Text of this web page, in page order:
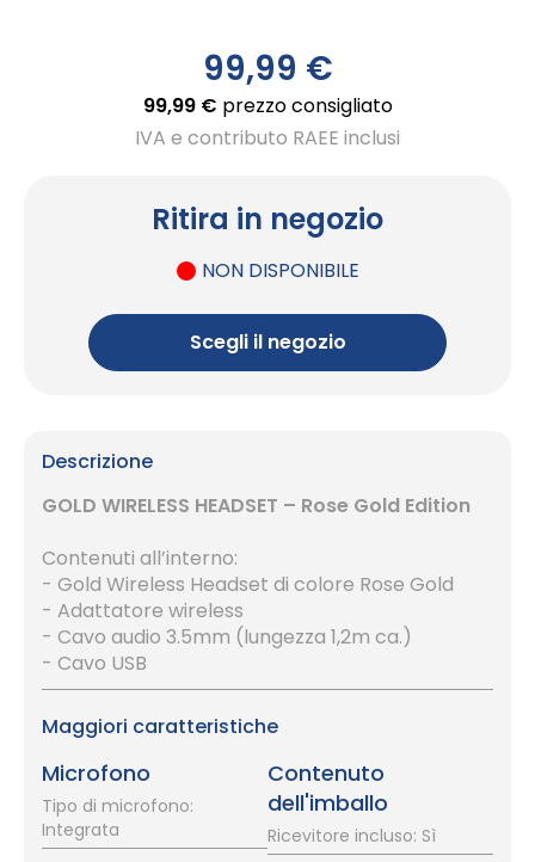
99,99 €
99,99 € prezzo consigliato
IVA e contributo RAEE inclusi
Ritira in negozio
NON DISPONIBILE
Scegli il negozio
Descrizione
GOLD WIRELESS HEADSET – Rose Gold Edition
Contenuti all’interno:
- Gold Wireless Headset di colore Rose Gold
- Adattatore wireless
- Cavo audio 3.5mm (lungezza 1,2m ca.)
- Cavo USB
Maggiori caratteristiche
Microfono
Tipo di microfono:
Integrata
Contenuto
dell'imballo
Ricevitore incluso: Sì